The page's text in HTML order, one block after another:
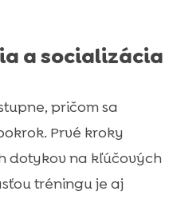
a socializácia
pričom sa
Prvé kroky
dotykov na kľúčových
tréningu je aj